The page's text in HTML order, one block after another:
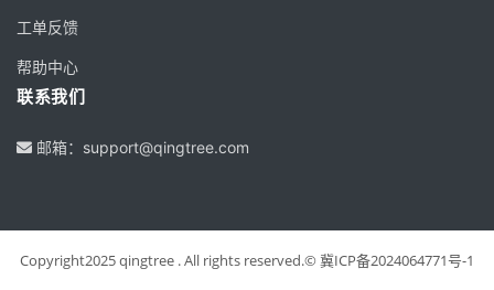
工单反馈
帮助中心
联系我们
邮箱：support@qingtree.com
Copyright2025 qingtree . All rights reserved.© 冀ICP备2024064771号-1